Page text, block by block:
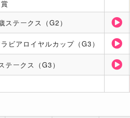
ステークス（G2）
ビアロイヤルカップ（G3）
テークス（G3）